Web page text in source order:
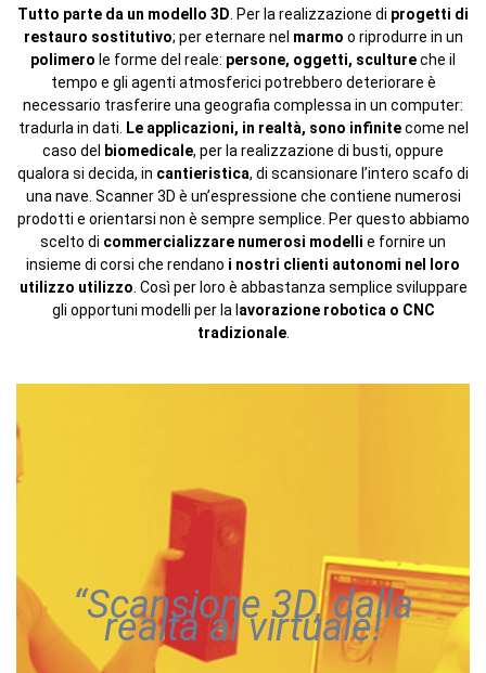
Tutto parte da un modello 3D . Per la realizzazione di progetti di
restauro sostitutivo; per eternare nel marmo o riprodurre in un
polimero le forme del reale: persone, oggetti, scultureche il
tempo e gli agenti atmosferici potrebbero deteriorare è
necessario trasferire una geografia complessa in un computer:
tradurla in dati.
Le applicazioni, in realtà, sono infinitecome nel
caso del
biomedicale, per la realizzazione di busti, oppure
qualora si decida, in cantieristica, di scansionare l’intero scafo di
una nave. Scanner 3D è un’espressione che contiene numerosi
prodotti e orientarsi non è sempre semplice. Per questo abbiamo
scelto di commercializzare numerosi modelli e fornire un
insieme di corsi che rendano i nostri clienti autonomi nel loro
utilizzo utilizzo . Così per loro è abbastanza semplice sviluppare
gli opportuni modelli per la l avorazione robotica o CNC
tradizionale.
“Scansione 3D, dalla
realtà al virtuale!